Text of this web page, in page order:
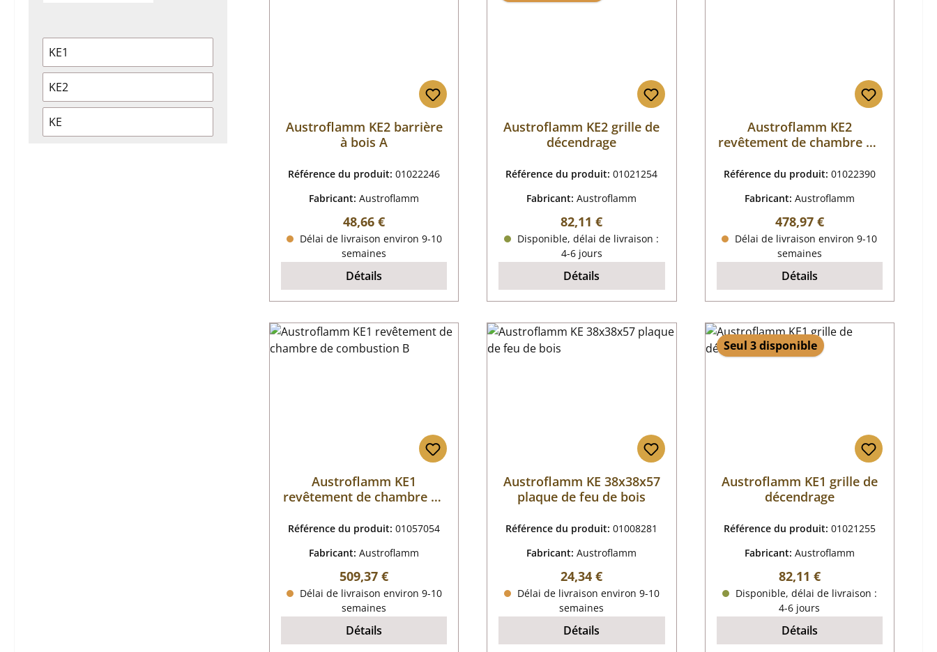
KE1
KE2
KE
Austroflamm KE2 barrière
à bois A
Référence du produit:01022246
Fabricant:Austroflamm
Prix régulier :
48,66 €
Délai de livraison environ 9-10
semaines
Détails
Austroflamm KE2 grille de
décendrage
Référence du produit:01021254
Fabricant:Austroflamm
Prix régulier :
82,11 €
Disponible, délai de livraison :
4-6 jours
Détails
Austroflamm KE2
revêtement de chambre de
Référence du produit: 01022390
Fabricant: Austroflamm
Prix régulier :
478,97 €
Délai de livraison environ 9-10
semaines
Détails
Austroflamm KE1
revêtement de chambre de
Référence du produit:01057054
Fabricant:Austroflamm
Prix régulier :
509,37 €
Délai de livraison environ 9-10
semaines
Détails
Austroflamm KE 38x38x57
plaque de feu de bois
Référence du produit:01008281
Fabricant:Austroflamm
Prix régulier :
24,34 €
Délai de livraison environ 9-10
semaines
Détails
Seul 3 disponible
Austroflamm KE1 grille de
décendrage
Référence du produit: 01021255
Fabricant: Austroflamm
Prix régulier :
82,11 €
Disponible, délai de livraison :
4-6 jours
Détails